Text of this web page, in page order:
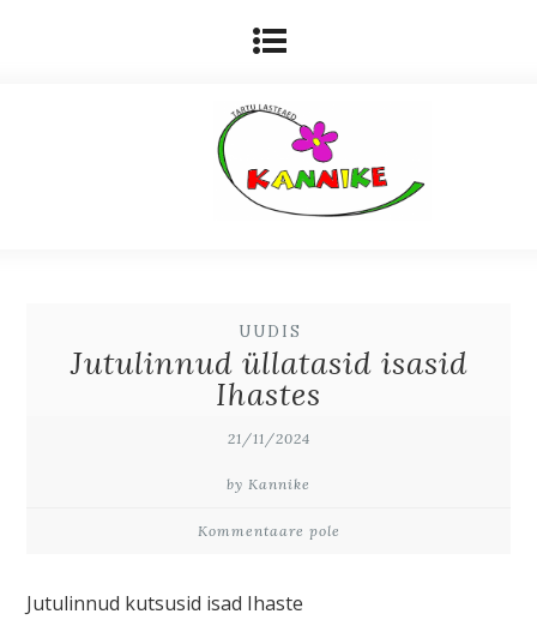
UUDIS
Jutulinnud üllatasid isasid
Ihastes
21/11/2024
by Kannike
Kommentaare pole
Jutulinnud kutsusid isad Ihaste